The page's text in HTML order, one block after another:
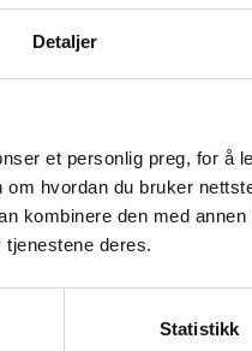
Detaljer
et personlig preg, for å
hvordan du bruker
kombinere den med
deres.
Statistikk